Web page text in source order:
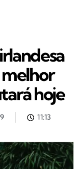
melhor
hoje
11:13